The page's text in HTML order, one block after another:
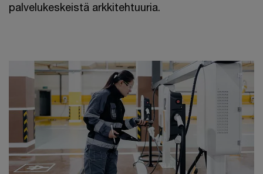
palvelukeskeistä arkkitehtuuria.